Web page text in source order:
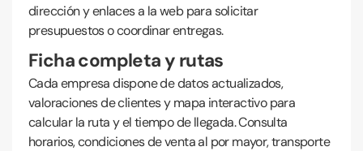
dirección y enlaces a la web para solicitar
presupuestos o coordinar entregas.
Ficha completa y rutas
Cada empresa dispone de datos actualizados,
valoraciones de clientes y mapa interactivo para
calcular la ruta y el tiempo de llegada. Consulta
horarios, condiciones de venta al por mayor, transporte